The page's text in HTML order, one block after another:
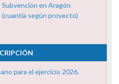
Subvención en Aragón
(cuantía según proyecto)
para el ejercicio 2026.